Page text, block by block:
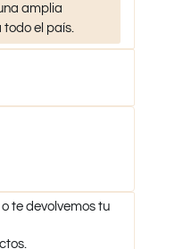
amplia
el país.
te devolvemos tu